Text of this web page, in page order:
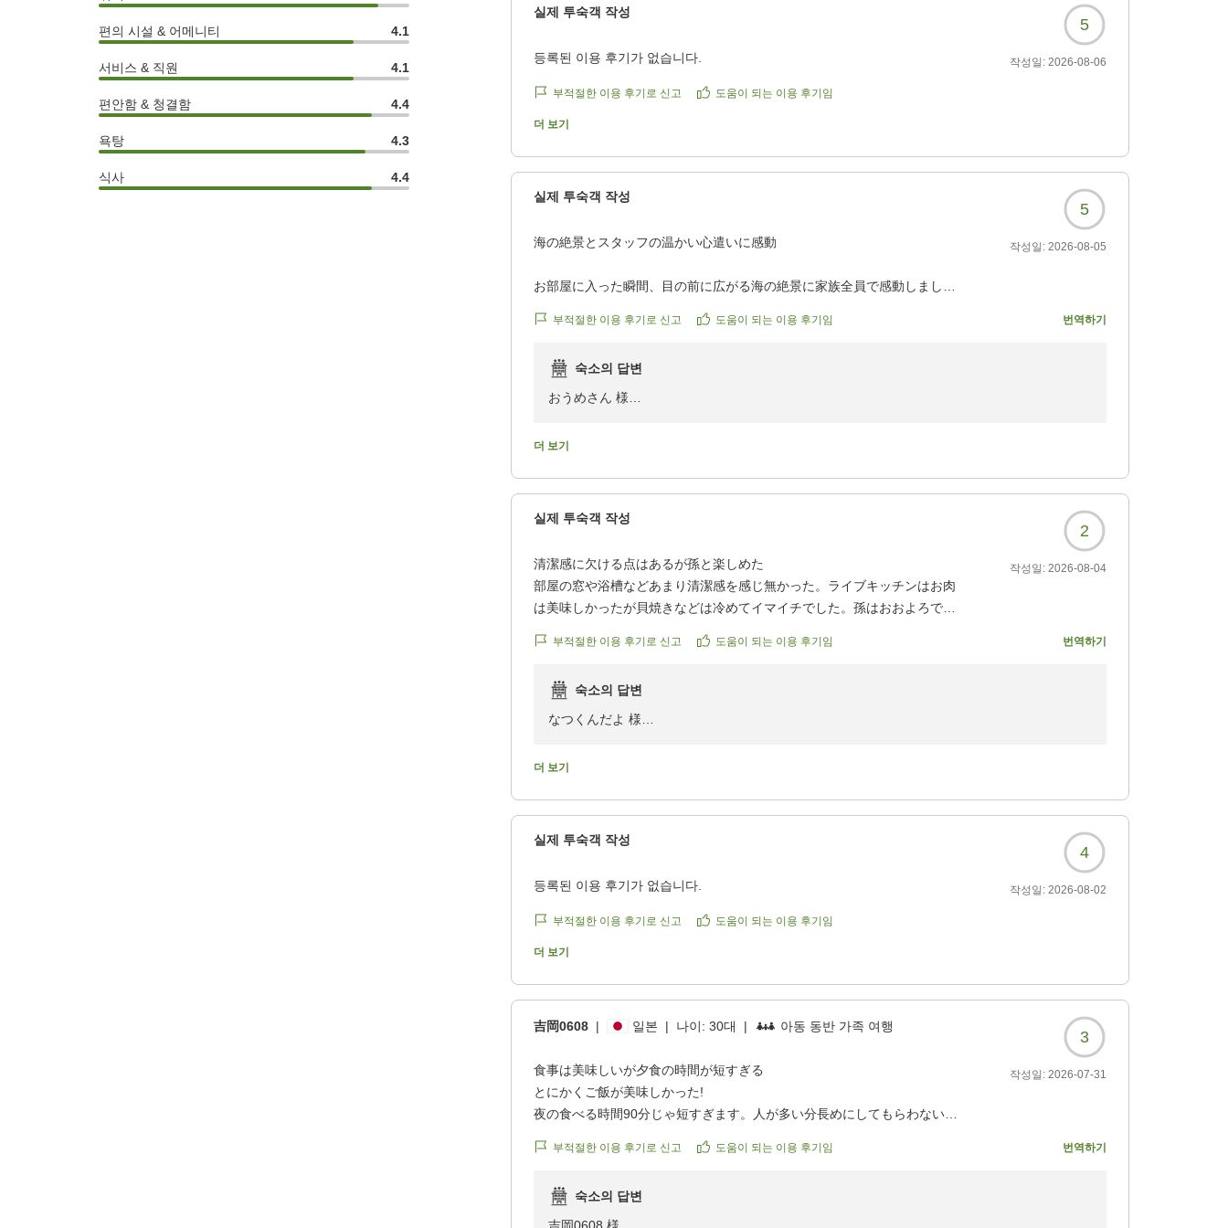
편의 시설 & 어메니티 4.1
서비스 & 직원 4.1
편안함 & 청결함 4.4
욕탕 4.3
식사 4.4
실제 투숙객 작성
5
등록된 이용 후기가 없습니다. 작성일: 2026-08-06
부적절한 이용 후기로 신고 도움이 되는 이용 후기임
더 보기
실제 투숙객 작성
5
海の絶景とスタッフの温かい心遣いに感動
お部屋に入った瞬間、目の前に広がる海の絶景に家族全員で感動しまし
三世代での旅行でしたが、どの年代も楽しめる施設が揃っていて、とても
今回は娘が少し体調を崩してしまい、楽しみにしていたプールは断念しま
その際スタッフの方が冷えピタを用意してくださり、温かい心遣いにとて
おかげで安心してゆっくり過ごすことができました。
プールに入れなくても、海沿いのお散歩やお部屋からの景色、
た。
特にお風呂や館内の設備は想像以上に充実していて、ジジババや姉も大満
足で、
たくさん写真やお土産話をしてくれました。
夕方には娘も元気を取り戻し、食事や花火を楽しめて、
「たまや〜!」と嬉しそうにしていた姿が思い出になりました。
り、
家族みんなが笑顔になれる、とても素敵なホテルでした。
https://review.travel.rakuten.co.jp/hotel/voice/153269?
reviewId=33123478426744
작성일: 2026-08-05
부적절한 이용 후기로 신고 도움이 되는 이용 후기임 번역하기
숙소의 답변
おうめさん 様
また、お忙しい中大変温かいご感想をお寄せいただきましたこと、重ねて御礼申し上げます。
三世代での大切なご旅行が、皆様にとって充実したものとなったのであれば、これ以上の喜び
楽しみにされていたプールを断念されたとのことでしたが、私共のささやかな心遣いが、少し
でもお役に立てたのであれば幸いです。
夕方にはお元気になられ、ご家族で花火を楽しまれたご様子が目に浮かび、スタッフ一同心温
「たまや〜！」という元気なお声は、きっと素敵な旅の思い出の一ページになったことと存じ
ます。
皆様のまたのお帰りを、スタッフ一同心よりお待ち申し上げております。
더 보기
실제 투숙객 작성
2
清潔感に欠ける点はあるが孫と楽しめた
部屋の窓や浴槽などあまり清潔感を感じ無かった。ライブキッチンはお肉
は美味しかったが貝焼きなどは冷めてイマイチでした。孫はおおよろでお
おおむねお腹いっぱいにはなりました。
電車で行きましたが、駅から遠いんですねー。送迎バスがあったので助か
りました。
クチコミの詳細はこちらから
reviewId=33123478414570
작성일: 2026-08-04
부적절한 이용 후기로 신고 도움이 되는 이용 후기임 번역하기
숙소의 답변
なつくんだよ 様
また、お忙しい中、貴重なご感想をお寄せいただきましたこと重ねて御礼申し上げます。
せっかくのご旅行にもかかわらず、清潔感に欠ける点がありましたこと、深く反省しておりま
清掃担当者へ共有し、細部まで徹底した清掃と確認を行うよう改善に努めてまいります。
温かいお料理を一番美味しい状態で召し上がっていただけるよう、提供方法を見直してまいり
ます。
一方でお肉料理にご満足いただけたとのこと、大変嬉しく拝読いたしました。
お孫様がお皿いっぱいにお肉を運ばれる微笑ましい光景が目に浮かび、私共も思わず笑顔にな
りました。
お孫様との楽しいひとときのお手伝いができたのであれば、幸いでございます。
送迎バスがお役に立てて何よりでございますが、タクシー料金につきましては、土地柄どうし
至らぬ点も多々ございましたが、「おおむね楽しかった」とのお言葉を励みに、より心地よい
더 보기
실제 투숙객 작성
4
등록된 이용 후기가 없습니다. 작성일: 2026-08-02
부적절한 이용 후기로 신고 도움이 되는 이용 후기임
더 보기
吉岡0608 | 일본 | 나이:30대 | 아동 동반 가족 여행
3
食事は美味しいが夕食の時間が短すぎる
とにかくご飯が美味しかった!
夜の食べる時間90分じゃ短すぎます。人が多い分長めにしてもらわないと
朝はちょうどよかった。
https://review.travel.rakuten.co.jp/hotel/voice/153269?
reviewId=33123478269477
작성일: 2026-07-31
부적절한 이용 후기로 신고 도움이 되는 이용 후기임 번역하기
숙소의 답변